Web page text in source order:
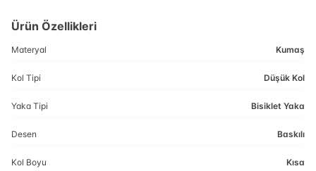
Ürün Özellikleri
Materyal Kumaş
Kol Tipi Düşük Kol
Yaka Tipi Bisiklet Yaka
Desen Baskılı
Kol Boyu Kısa